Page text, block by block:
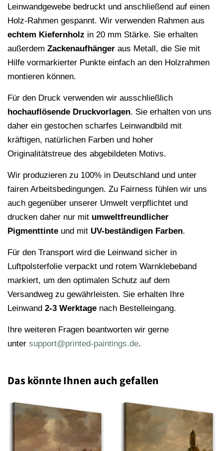
Leinwandgewebe bedruckt und anschließend auf einen
Holz-Rahmen gespannt. Wir verwenden Rahmen aus
echtem Kiefernholz in 20 mm Stärke. Sie erhalten
außerdem Zackenaufhänger aus Metall, die Sie mit
Hilfe vormarkierter Punkte einfach an den Holzrahmen
montieren können.
Für den Druck verwenden wir ausschließlich
hochauflösende Druckvorlagen. Sie erhalten von uns
daher ein gestochen scharfes Leinwandbild mit
kräftigen, natürlichen Farben und hoher
Originalitätstreue des abgebildeten Motivs.
Wir produzieren zu 100% in Deutschland und unter
fairen Arbeitsbedingungen. Zu Fairness fühlen wir uns
auch gegenüber unserer Umwelt verpflichtet und
drucken daher nur mit umweltfreundlicher
Pigmenttinte und mit UV-beständigen Farben.
Für den Transport wird die Leinwand sicher in
Luftpolsterfolie verpackt und rotem Warnklebeband
markiert, um den optimalen Schutz auf dem
Versandweg zu gewährleisten. Sie erhalten Ihre
Leinwand 2-3 Werktage nach Bestelleingang.
Ihre weiteren Fragen beantworten wir gerne
unter support@printed-paintings.de.
Das könnte Ihnen auch gefallen